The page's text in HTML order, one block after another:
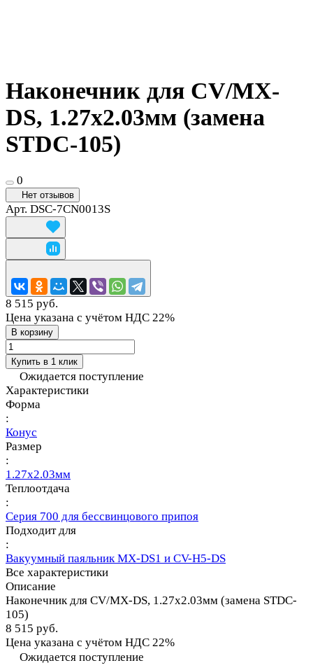
Наконечник для CV/MX-
DS, 1.27х2.03мм (замена
STDC-105)
0
Нет отзывов
Арт. DSC-7CN0013S
8 515 руб.
Цена указана с учётом НДС 22%
В корзину
Купить в 1 клик
Ожидается поступление
Характеристики
Форма
:
Конус
Размер
:
1.27х2.03мм
Теплоотдача
:
Серия 700 для бессвинцового припоя
Подходит для
:
Вакуумный паяльник MX-DS1 и CV-H5-DS
Все характеристики
Описание
Наконечник для CV/MX-DS, 1.27х2.03мм (замена STDC-
105)
8 515 руб.
Цена указана с учётом НДС 22%
Ожидается поступление